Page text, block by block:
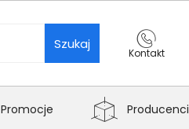
Szukaj
Kontakt
Promocje Producenci